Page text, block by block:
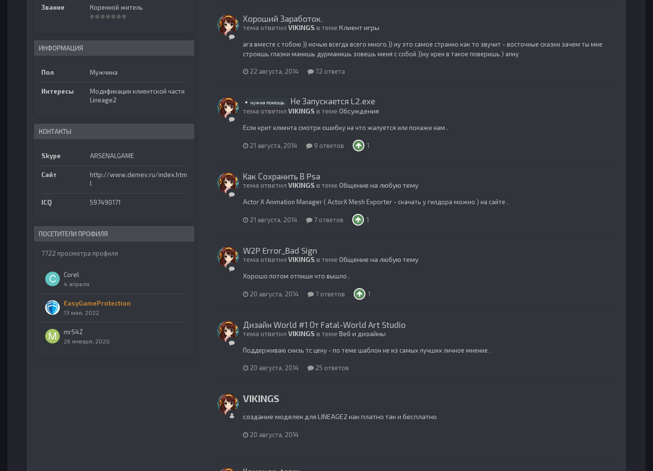
Звание Коренной житель
ИНФОРМАЦИЯ
Пол Мужчина
Интересы
Модификации клиентской части
Lineage2
КОНТАКТЫ
Skype ARSENALGAME
Сайт
http://www.demev.ru/index.htm
l
ICQ 597490171
ПОСЕТИТЕЛИ ПРОФИЛЯ
7722 просмотра профиля
Corel
4 апреля
EasyGameProtection
13 мая, 2022
mrS4Z
26 января, 2020
Хороший Заработок.
тема ответил VIKINGS в теме Клиент игры
ага вместе с тобою )) ночью всегда всего много )) ну это самое странно как то звучит - восточные сказки зачем ты мне
строишь глазки манишь дурманишь зовешь меня с собой ))ну хрен в такое поверишь ) апну
22 августа, 2014 72 ответа
нужна помощь Не Запускается L2.exe
тема ответил VIKINGS в теме Обсуждения
Если крит клиента смотри ошибку на что жалуется или покажи нам .
21 августа, 2014 9 ответов 1
Как Сохранить В Psa
тема ответил VIKINGS в теме Общение на любую тему
Actor X Animation Manager ( ActorX Mesh Exporter - скачать у гилдора можно ) на сайте .
21 августа, 2014 7 ответов 1
W2P Error_Bad Sign
тема ответил VIKINGS в теме Общение на любую тему
Хорошо потом отпиши что вышло .
20 августа, 2014 7 ответов 1
Дизайн World #1 От Fatal-World Art Studio
тема ответил VIKINGS в теме Веб и дизайны
Поддерживаю снизь тс цену - по теме шаблон не из самых лучших личное мнение .
20 августа, 2014 25 ответов
VIKINGS
создание моделек для LINEAGE2 как платно так и бесплатно
20 августа, 2014